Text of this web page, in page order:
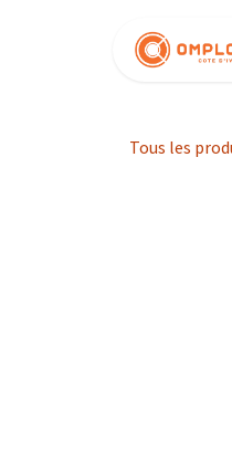
Tous les